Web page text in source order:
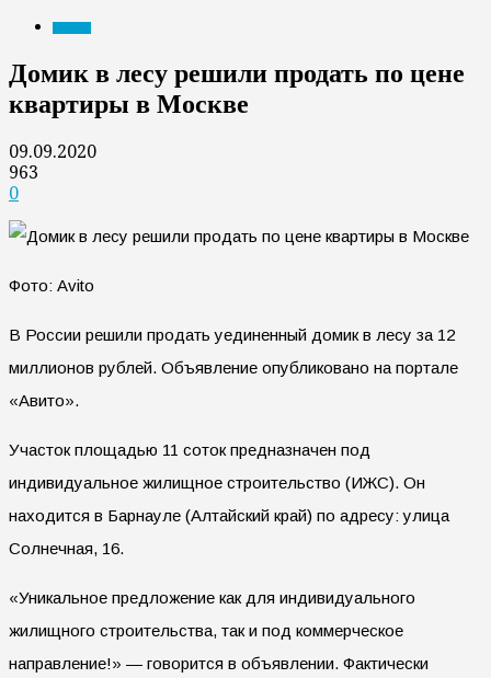
Домик в лесу решили продать по цене
квартиры в Москве
09.09.2020
963
0
Фото: Avito
В России решили продать уединенный домик в лесу за 12
миллионов рублей. Объявление опубликовано на портале
«Авито».
Участок площадью 11 соток предназначен под
индивидуальное жилищное строительство (ИЖС). Он
находится в Барнауле (Алтайский край) по адресу: улица
Солнечная, 16.
«Уникальное предложение как для индивидуального
жилищного строительства, так и под коммерческое
направление!» — говорится в объявлении. Фактически